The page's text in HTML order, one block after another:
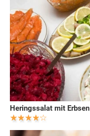
Heringssalat mit Erbsen